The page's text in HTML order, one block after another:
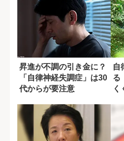
昇進が不調の引き金に？
「自律神経失調症」は30
代からが要注意
自
る
く